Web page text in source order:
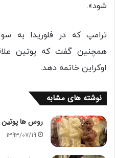
شود».
ترامپ که در فلوریدا به
همچنین گفت که پوتین
اوکراین خاتمه دهد.
نوشته های مشابه
روس ها پوتین
1393/07/19